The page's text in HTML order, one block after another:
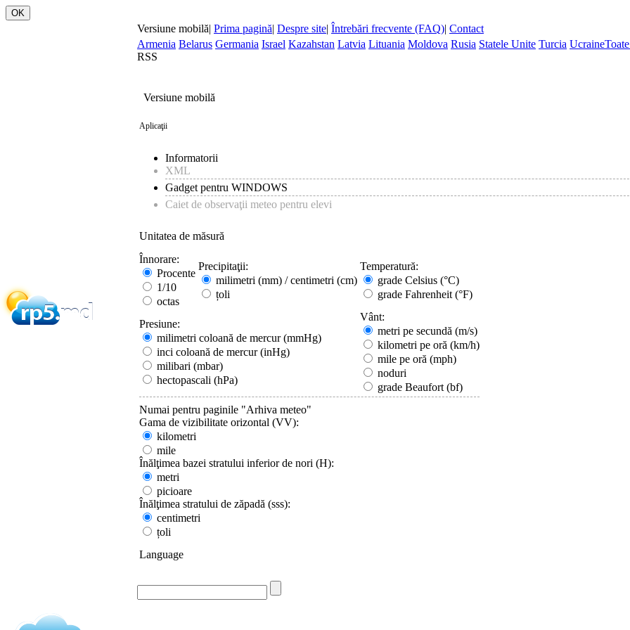
Versiune mobilă| Prima pagină| Despre site| Întrebări frecvente (FAQ)| Contact
Armenia Belarus Germania Israel Kazahstan Latvia Lituania Moldova Rusia Statele Unite Turcia Ucraine
RSS
Versiune mobilă
Aplicaţii
Informatorii
XML
Gadget pentru WINDOWS
Caiet de observaţii meteo pentru elevi
Unitatea de măsură
Înnorare:
Procente
1/10
octas
Precipitaţii:
milimetri (mm) / centimetri (cm)
țoli
Temperatură:
grade Celsius (°C)
grade Fahrenheit (°F)
Presiune:
milimetri coloană de mercur (mmHg)
inci coloană de mercur (inHg)
milibari (mbar)
hectopascali (hPa)
Vânt:
metri pe secundă (m/s)
kilometri pe oră (km/h)
mile pe oră (mph)
noduri
grade Beaufort (bf)
Numai pentru paginile "Arhiva meteo"
Gama de vizibilitate orizontal (VV):
kilometri
mile
Înălţimea bazei stratului inferior de nori (H):
metri
picioare
Înălţimea stratului de zăpadă (sss):
centimetri
țoli
Language